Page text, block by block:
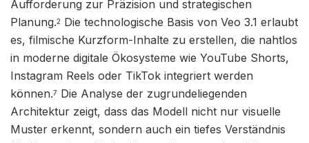
Aufforderung zur Präzision und strategischen
Planung.2 Die technologische Basis von Veo 3.1 erlaubt
es, filmische Kurzform-Inhalte zu erstellen, die nahtlos
in moderne digitale Ökosysteme wie YouTube Shorts,
Instagram Reels oder TikTok integriert werden
können.7 Die Analyse der zugrundeliegenden
Architektur zeigt, dass das Modell nicht nur visuelle
Muster erkennt, sondern auch ein tiefes Verständnis